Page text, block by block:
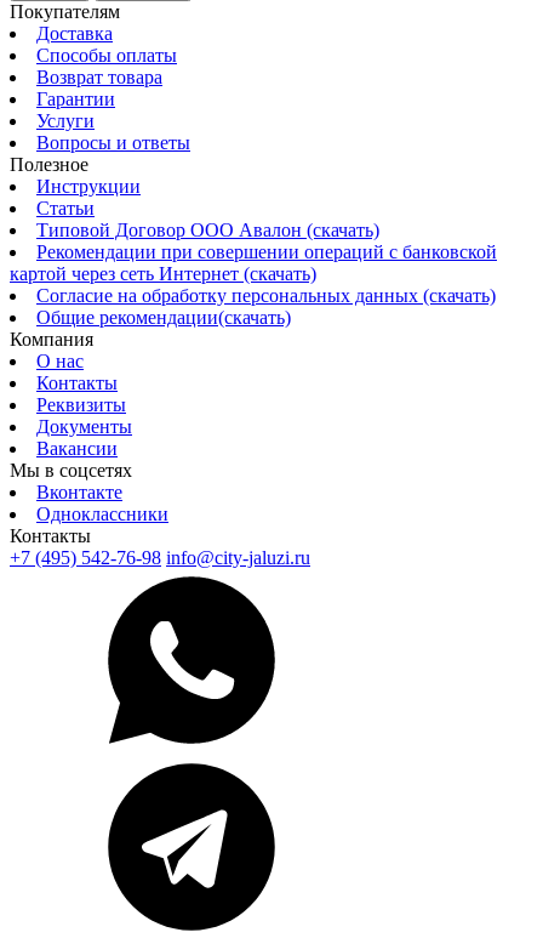
Покупателям
Доставка
Способы оплаты
Возврат товара
Гарантии
Услуги
Вопросы и ответы
Полезное
Инструкции
Статьи
Типовой Договор ООО Авалон (скачать)
Рекомендации при совершении операций с банковской
картой через сеть Интернет (скачать)
Согласие на обработку персональных данных (скачать)
Общие рекомендации(скачать)
Компания
О нас
Контакты
Реквизиты
Документы
Вакансии
Мы в соцсетях
Вконтакте
Одноклассники
Контакты
+7 (495) 542-76-98 info@city-jaluzi.ru